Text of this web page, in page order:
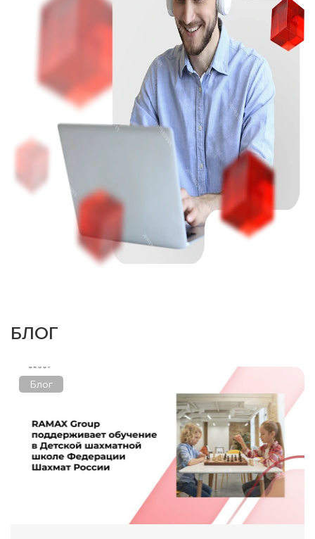
БЛОГ
Блог